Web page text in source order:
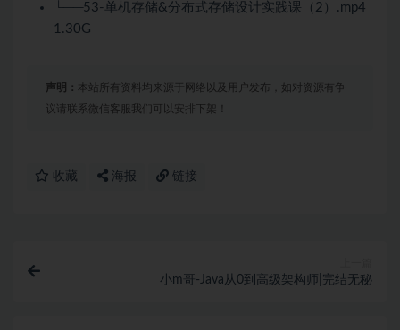
└──53-单机存储&分布式存储设计实践课（2）.mp4
1.30G
声明： 本站所有资料均来源于网络以及用户发布，如对资源有争
议请联系微信客服我们可以安排下架！
收藏 海报 链接
小m哥-Java从0到高级架构师|完结无秘